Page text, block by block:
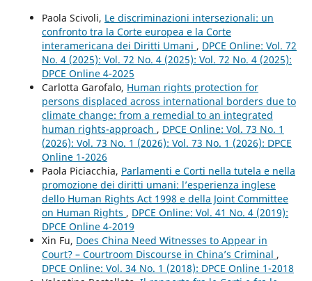
Paola Scivoli, Le discriminazioni intersezionali: un
confronto tra la Corte europea e la Corte
interamericana dei Diritti Umani , DPCE Online: Vol. 72
No. 4 (2025): Vol. 72 No. 4 (2025): Vol. 72 No. 4 (2025):
DPCE Online 4-2025
Carlotta Garofalo, Human rights protection for
persons displaced across international borders due to
climate change: from a remedial to an integrated
human rights-approach , DPCE Online: Vol. 73 No. 1
(2026): Vol. 73 No. 1 (2026): Vol. 73 No. 1 (2026): DPCE
Online 1-2026
Paola Piciacchia, Parlamenti e Corti nella tutela e nella
promozione dei diritti umani: l’esperienza inglese
dello Human Rights Act 1998 e della Joint Committee
on Human Rights , DPCE Online: Vol. 41 No. 4 (2019):
DPCE Online 4-2019
Xin Fu, Does China Need Witnesses to Appear in
Court? – Courtroom Discourse in China’s Criminal ,
DPCE Online: Vol. 34 No. 1 (2018): DPCE Online 1-2018